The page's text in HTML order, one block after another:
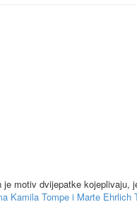
motiv dvijepatke kojeplivaju,
Kamila Tompe i Marte Ehrlich